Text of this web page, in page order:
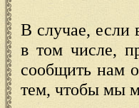
В случае, если
в том числе,
сообщить нам
тем, чтобы мы